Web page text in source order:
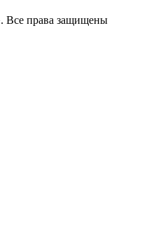
Все права защищены